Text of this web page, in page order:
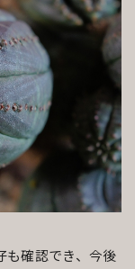
も確認でき、今後